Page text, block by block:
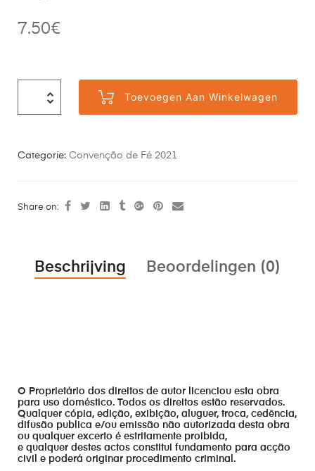
7.50€
Toevoegen Aan Winkelwagen
Categorie: Convenção de Fé 2021
Share on:
Beschrijving Beoordelingen (0)
O Proprietário dos direitos de autor licenciou esta obra
para uso doméstico. Todos os direitos estão reservados.
Qualquer cópia, edição, exibição, aluguer, troca, cedência,
difusão publica e/ou emissão não autorizada desta obra
ou qualquer excerto é estritamente proibida,
e qualquer destes actos constitui fundamento para acção
civil e poderá originar procedimento criminal.